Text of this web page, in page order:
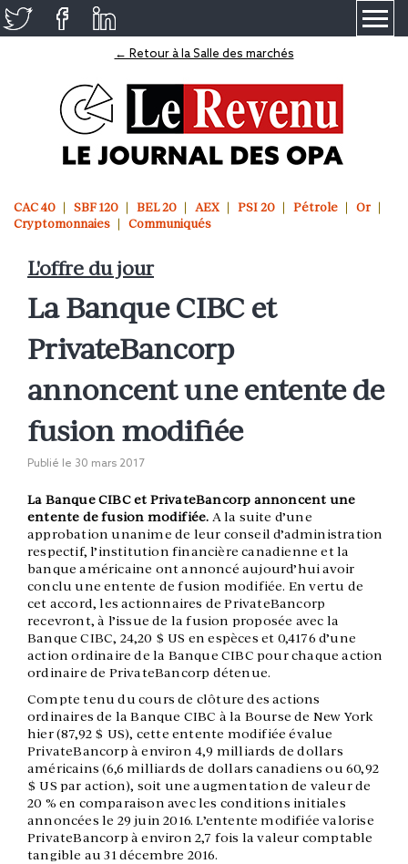
← Retour à la Salle des marchés
CAC 40 SBF 120 BEL 20 AEX PSI 20 Pétrole
Or
Cryptomonnaies
Communiqués
L'offre du jour
La Banque CIBC et
PrivateBancorp
annoncent une entente de
fusion modifiée
Publié le 30 mars 2017
La Banque CIBC et PrivateBancorp annoncent une
entente de fusion modifiée. A la suite d’une
approbation unanime de leur conseil d’administration
respectif, l’institution financière canadienne et la
banque américaine ont annoncé aujourd’hui avoir
conclu une entente de fusion modifiée. En vertu de
cet accord, les actionnaires de PrivateBancorp
recevront, à l’issue de la fusion proposée avec la
Banque CIBC, 24,20 $ US en espèces et 0,4176 d’une
action ordinaire de la Banque CIBC pour chaque action
ordinaire de PrivateBancorp détenue.
Compte tenu du cours de clôture des actions
ordinaires de la Banque CIBC à la Bourse de New York
hier (87,92 $ US), cette entente modifiée évalue
PrivateBancorp à environ 4,9 milliards de dollars
américains (6,6 milliards de dollars canadiens ou 60,92
$ US par action), soit une augmentation de valeur de
20 % en comparaison avec les conditions initiales
annoncées le 29 juin 2016. L’entente modifiée valorise
PrivateBancorp à environ 2,7 fois la valeur comptable
tangible au 31 décembre 2016.